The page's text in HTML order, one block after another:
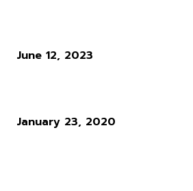
June 12, 2023
January 23, 2020